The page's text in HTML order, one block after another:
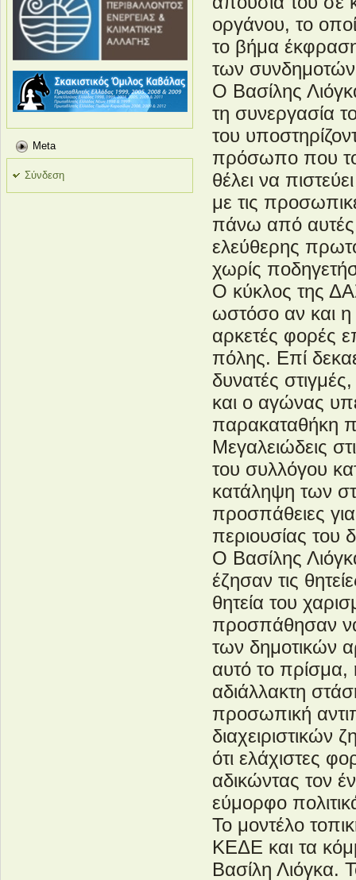
Meta
Σύνδεση
οργάνου, το
το βήμα
των
Ο Βασίλης
τη συνεργασία
του
πρόσωπο που
θέλει να
με τις
πάνω από αυτές.
ελεύθερης
χωρίς
Ο κύκλος της
ωστόσο αν και
αρκετές φορές
πόλης. Επί
δυνατές
και ο αγώνας
παρακαταθήκη
Μεγαλειώδεις
του συλλόγου
κατάληψη των
προσπάθειες
περιουσίας
Ο Βασίλης
έζησαν τις
θητεία του
προσπάθησαν να
των δημοτικών
αυτό το πρίσμα,
αδιάλλακτη
προσωπική
διαχειριστικών
ότι ελάχιστες
αδικώντας τον
εύμορφο
Το μοντέλο
ΚΕΔΕ και τα
Βασίλη Λιόγκα.